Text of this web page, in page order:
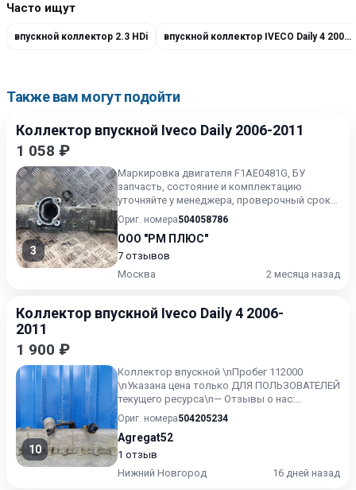
Часто ищут
впускной коллектор 2.3 HDi впускной коллектор IVECO Daily 4 2006-2011
Также вам могут подойти
Коллектор впускной Iveco Daily 2006-2011
1 058 ₽
3
Маркировка двигателя F1AE0481G, БУ
запчасть, состояние и комплектацию
уточняйте у менеджера, проверочный срок
от 14 до 30 дней.
Ориг. номера504058786
ООО "РМ ПЛЮС"
7 отзывов
Москва
2 месяца назад
Коллектор впускной Iveco Daily 4 2006-
2011
1 900 ₽
10
Коллектор впускной \nПробег 112000
\nУказана цена только ДЛЯ ПОЛЬЗОВАТЕЛЕЙ
текущего ресурса\n— Отзывы о нас:
https://baza.drom.ru/user/Agreg...
Ориг. номера504205234
Agregat52
1 отзыв
Нижний Новгород
16 дней назад